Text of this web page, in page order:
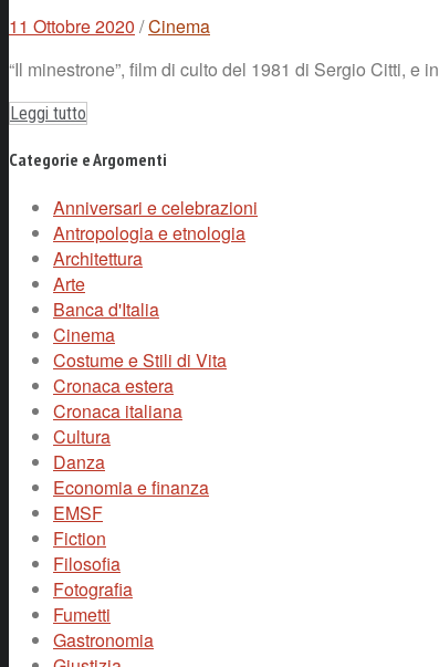
11 Ottobre 2020 /Cinema
“Il minestrone”, film di culto del 1981 di Sergio Citti,
Leggi tutto
Categorie e Argomenti
Anniversari e celebrazioni
Antropologia e etnologia
Architettura
Arte
Banca d'Italia
Cinema
Costume e Stili di Vita
Cronaca estera
Cronaca italiana
Cultura
Danza
Economia e finanza
EMSF
Fiction
Filosofia
Fotografia
Fumetti
Gastronomia